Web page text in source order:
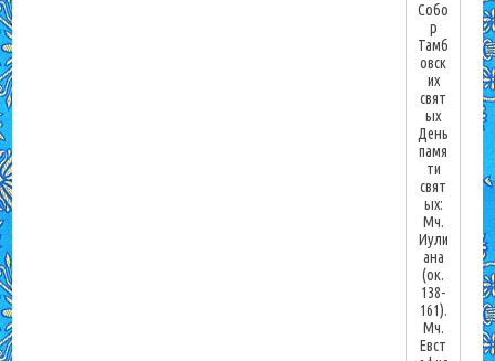
Собо
р
Тамб
овск
их
свят
ых
День
памя
ти
свят
ых:
Мч.
Иули
ана
(ок.
138-
161).
Мч.
Евст